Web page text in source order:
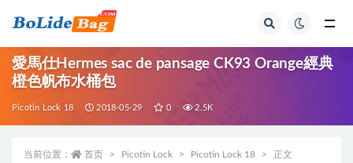
愛馬仕Hermes sac de pansage CK93 Orange經典
橙色帆布水桶包
Picotin Lock 18 2018-05-29 0 2.5K
当前位置： 首页 Picotin Lock Picotin Lock 18 正文